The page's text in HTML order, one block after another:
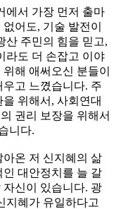
에서 가장 먼저 출마
어도, 기술 발전이
산 주민의 힘을 믿고,
라도 더 손잡고 이야
해 애써오신 분들이
고 느꼈습니다. 주
위해서, 사회연대
권리 보장을 위해서
니다.
온 저 신지혜의 삶
대안정치를 늘 갈
신이 있습니다. 광
지혜가 유일하다고